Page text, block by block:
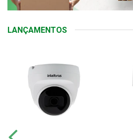
LANÇAMENTOS